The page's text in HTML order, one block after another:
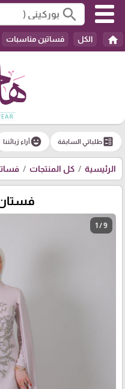
search
home الكل فساتين مناسبات
ballotطلباتي السابقة emoji_emotionsآراء زبائننا
الرئيسية كل المنتجات
1 / 9